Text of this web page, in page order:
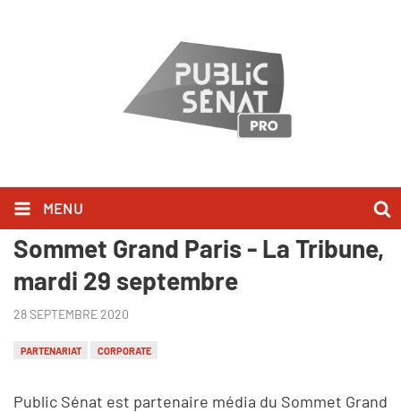
MENU
Public Sénat, partenaire du
Sommet Grand Paris - La Tribune,
mardi 29 septembre
28 SEPTEMBRE 2020
PARTENARIAT CORPORATE
Public Sénat est partenaire média du Sommet Grand